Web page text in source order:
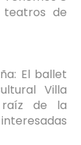
de
El ballet
Villa
raíz de la